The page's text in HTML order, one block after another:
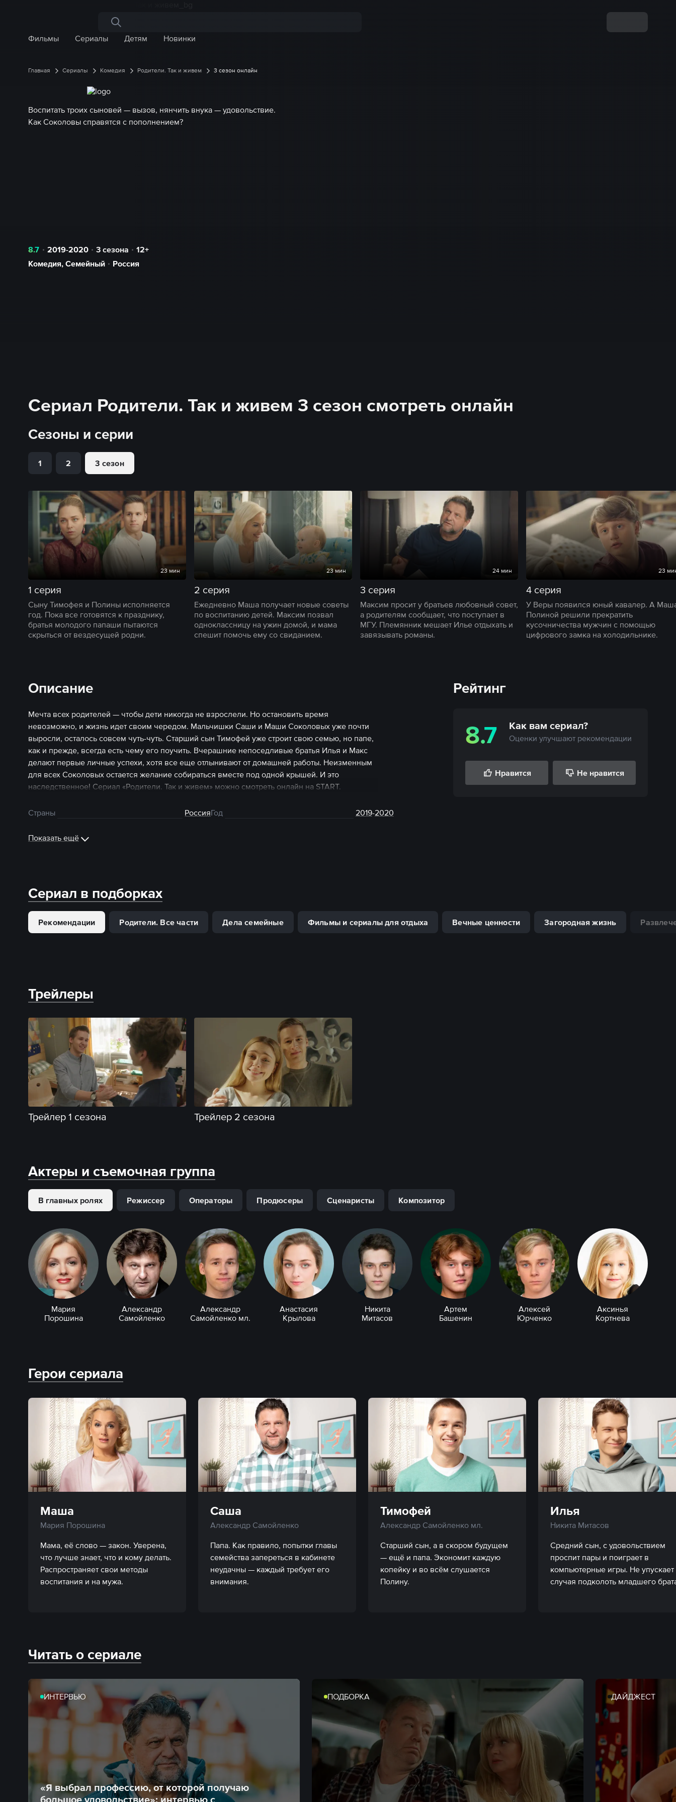
Поиск по сайту
Фильмы
Сериалы Детям Новинки
Главная Сериалы Комедия Родители. Так и живем 3 сезон онлайн
Воспитать троих сыновей — вызов, нянчить внука — удовольствие.
Как Соколовы справятся с пополнением?
8.7 2019-2020 3 сезона
12+
Комедия, Семейный Россия
Сериал Родители. Так и живем 3 сезон смотреть онлайн
Сезоны и серии
1 2 3 сезон
23 мин
1 серия
Сыну Тимофея и Полины исполняется
год. Пока все готовятся к празднику,
братья молодого папаши пытаются
скрыться от вездесущей родни.
23 мин
2 серия
Ежедневно Маша получает новые советы
по воспитанию детей. Максим позвал
одноклассницу на ужин домой, и мама
спешит помочь ему со свиданием.
24 мин
3 серия
Максим просит у братьев любовный совет,
а родителям сообщает, что поступает в
МГУ. Племянник мешает Илье отдыхать и
завязывать романы.
23
4 серия
У Веры появился юный кавалер. А
Полиной решили прекратить
кусочничества мужчин с помощью
цифрового замка на холодильнике.
Описание
Мечта всех родителей — чтобы дети никогда не взрослели. Но остановить время
невозможно, и жизнь идет своим чередом. Мальчишки Саши и Маши Соколовых уже почти
выросли, осталось совсем чуть-чуть. Старший сын Тимофей уже строит свою семью, но папе,
как и прежде, всегда есть чему его поучить. Вчерашние непоседливые братья Илья и Макс
делают первые личные успехи, хотя все еще отлынивают от домашней работы. Неизменным
для всех Соколовых остается желание собираться вместе под одной крышей. И это
наследственное! Сериал «Родители. Так и живем» можно смотреть онлайн на START.
Страны РоссияГод 2019-2020
Показать ещё
Рейтинг
8.7 Как вам сериал?
Оценки улучшают рекомендации
Нравится Не нравится
Сериал в подборках
Рекомендации Родители. Все части Дела семейные Фильмы и сериалы для отдыха Вечные ценности Загородная жизнь
Трейлеры
Трейлер 1 сезона Трейлер 2 сезона
Актеры и съемочная группа
В главных ролях Режиссер Операторы Продюсеры Сценаристы Композитор
Мария
Порошина
Александр
Самойленко
Александр
Самойленко мл.
Анастасия
Крылова
Никита
Митасов
Артем
Башенин
Алексей
Юрченко
Аксинья
Кортнева
Герои сериала
Маша
Мария Порошина
Мама, её слово — закон. Уверена,
что лучше знает, что и кому делать.
Распространяет свои методы
воспитания и на мужа.
Саша
Александр Самойленко
Папа. Как правило, попытки главы
семейства запереться в кабинете
неудачны — каждый требует его
внимания.
Тимофей
Александр Самойленко мл.
Старший сын, а в скором будущем
— ещё и папа. Экономит каждую
копейку и во всём слушается
Полину.
Илья
Никита Митасов
Средний сын, с удовольствием
проспит пары и поиграет в
компьютерные игры. Не упускает
случая подколоть младшего
Читать о сериале
ИНТЕРВЬЮ
«Я выбрал профессию, от которой получаю
большое удовольствие»: интервью с
ПОДБОРКА ДАЙДЖЕСТ